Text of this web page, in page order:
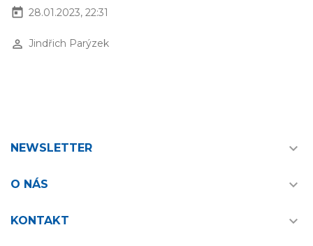
today 28.01.2023, 22:31
perm_identity Jindřich Parýzek
NEWSLETTER 
O NÁS 
KONTAKT 